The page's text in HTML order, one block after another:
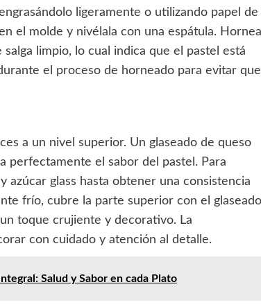
ligeramente o utilizando papel de
el molde y nivélala con una espátula. Hornea
limpio, lo cual indica que el pastel está
el proceso de horneado para evitar que
a un nivel superior. Un glaseado de queso
perfectamente el sabor del pastel. Para
azúcar glass hasta obtener una consistencia
frío, cubre la parte superior con el glaseado
toque crujiente y decorativo. La
con cuidado y atención al detalle.
Salud y Sabor en cada Plato